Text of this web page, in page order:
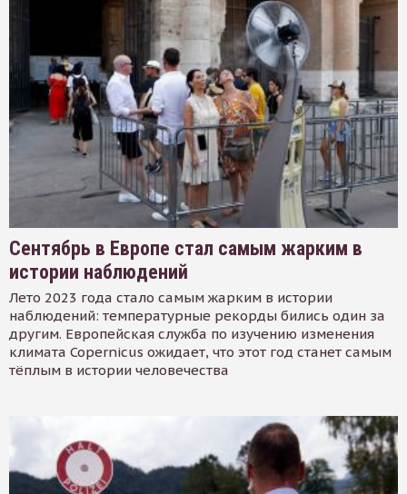
Сентябрь в Европе стал самым жарким в
истории наблюдений
Лето 2023 года стало самым жарким в истории
наблюдений: температурные рекорды бились один за
другим. Европейская служба по изучению изменения
климата Copernicus ожидает, что этот год станет самым
тёплым в истории человечества